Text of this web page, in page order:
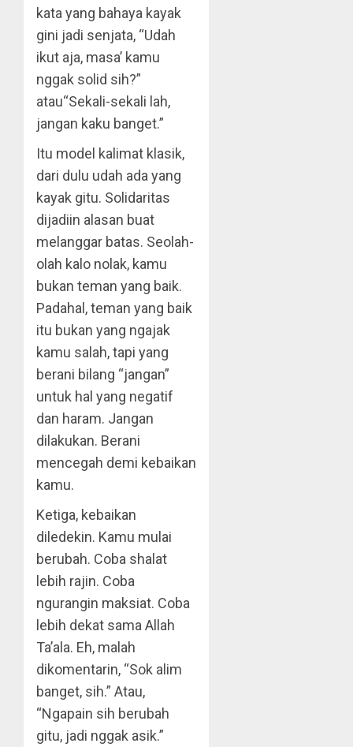
kata yang bahaya kayak
gini jadi senjata, “Udah
ikut aja, masa’ kamu
nggak solid sih?”
atau“Sekali-sekali lah,
jangan kaku banget.”
Itu model kalimat klasik,
dari dulu udah ada yang
kayak gitu. Solidaritas
dijadiin alasan buat
melanggar batas. Seolah-
olah kalo nolak, kamu
bukan teman yang baik.
Padahal, teman yang baik
itu bukan yang ngajak
kamu salah, tapi yang
berani bilang “jangan”
untuk hal yang negatif
dan haram. Jangan
dilakukan. Berani
mencegah demi kebaikan
kamu.
Ketiga, kebaikan
diledekin. Kamu mulai
berubah. Coba shalat
lebih rajin. Coba
ngurangin maksiat. Coba
lebih dekat sama Allah
Ta’ala. Eh, malah
dikomentarin, “Sok alim
banget, sih.” Atau,
“Ngapain sih berubah
gitu, jadi nggak asik.”